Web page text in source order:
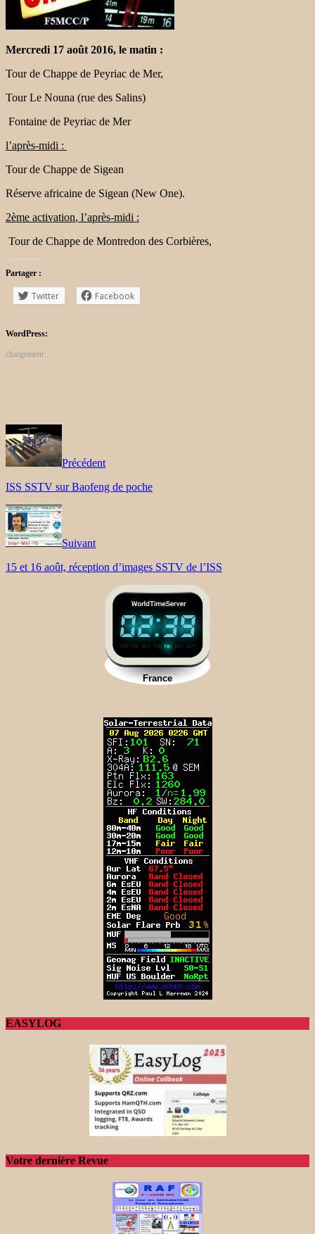
Mercredi 17 août 2016, le matin :
Tour de Chappe de Peyriac de Mer,
Tour Le Nouna (rue des Salins)
Fontaine de Peyriac de Mer
l’après-midi :
Tour de Chappe de Sigean
Réserve africaine de Sigean (New One).
2ème activation, l’après-midi :
Tour de Chappe de Montredon des Corbières,
Partager :
Twitter Facebook
WordPress:
chargement…
Précédent
ISS SSTV sur Baofeng de poche
Suivant
15 et 16 août, réception d’images SSTV de l’ISS
EASYLOG
Votre dernière Revue